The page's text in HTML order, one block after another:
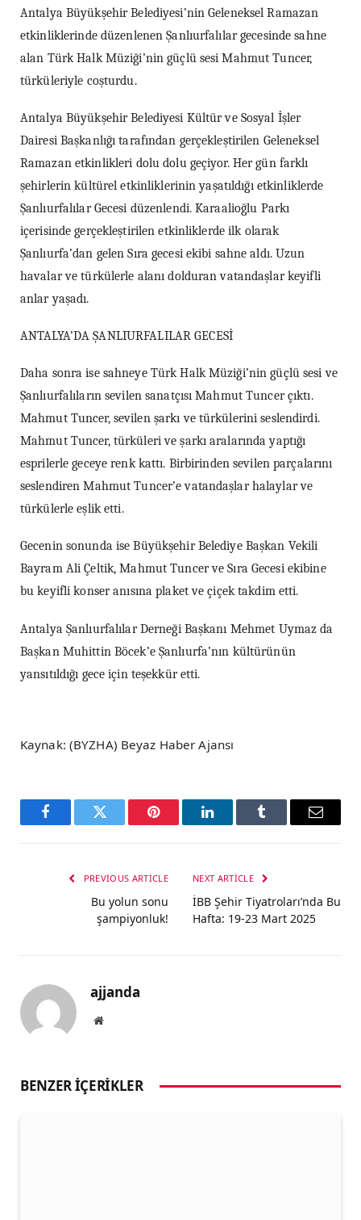
Antalya Büyükşehir Belediyesi’nin Geleneksel Ramazan
etkinliklerinde düzenlenen Şanlıurfalılar gecesinde sahne
alan Türk Halk Müziği’nin güçlü sesi Mahmut Tuncer,
türküleriyle coşturdu.
Antalya Büyükşehir Belediyesi Kültür ve Sosyal İşler
Dairesi Başkanlığı tarafından gerçekleştirilen Geleneksel
Ramazan etkinlikleri dolu dolu geçiyor. Her gün farklı
şehirlerin kültürel etkinliklerinin yaşatıldığı etkinliklerde
Şanlıurfalılar Gecesi düzenlendi. Karaalioğlu Parkı
içerisinde gerçekleştirilen etkinliklerde ilk olarak
Şanlıurfa’dan gelen Sıra gecesi ekibi sahne aldı. Uzun
havalar ve türkülerle alanı dolduran vatandaşlar keyifli
anlar yaşadı.
ANTALYA’DA ŞANLIURFALILAR GECESİ
Daha sonra ise sahneye Türk Halk Müziği’nin güçlü sesi ve
Şanlıurfalıların sevilen sanatçısı Mahmut Tuncer çıktı.
Mahmut Tuncer, sevilen şarkı ve türkülerini seslendirdi.
Mahmut Tuncer, türküleri ve şarkı aralarında yaptığı
esprilerle geceye renk kattı. Birbirinden sevilen parçalarını
seslendiren Mahmut Tuncer’e vatandaşlar halaylar ve
türkülerle eşlik etti.
Gecenin sonunda ise Büyükşehir Belediye Başkan Vekili
Bayram Ali Çeltik, Mahmut Tuncer ve Sıra Gecesi ekibine
bu keyifli konser anısına plaket ve çiçek takdim etti.
Antalya Şanlıurfalılar Derneği Başkanı Mehmet Uymaz da
Başkan Muhittin Böcek’e Şanlıurfa’nın kültürünün
yansıtıldığı gece için teşekkür etti.
Kaynak: (BYZHA) Beyaz Haber Ajansı
FacebookTwitter Pinterest LinkedInTumblr Email
PREVIOUS ARTICLE
Bu yolun sonu
şampiyonluk!
NEXT ARTICLE
İBB Şehir Tiyatroları’nda Bu
Hafta: 19-23 Mart 2025
ajjanda
Website
BENZER İÇERIKLER